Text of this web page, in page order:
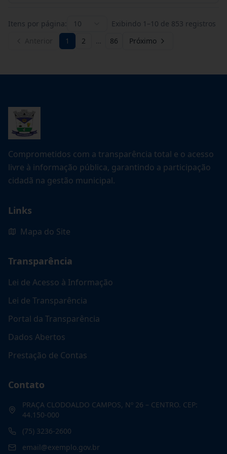
Itens por página: 10 Exibindo 1 –10 de 853 registros
1 2 … 86 Próximo
Comprometidos com a transparência total e o acesso
livre à informação pública, garantindo a participação
cidadã na gestão municipal.
Links
Mapa do Site
Transparência
Lei de Acesso à Informação
Lei de Transparência
Portal da Transparência
Dados Abertos
Prestação de Contas
Contato
PRAÇA CLODOALDO CAMPOS, Nº 26 – CENTRO. CEP:
44.150-000
(75) 3236-2600
email@exemplo.gov.br